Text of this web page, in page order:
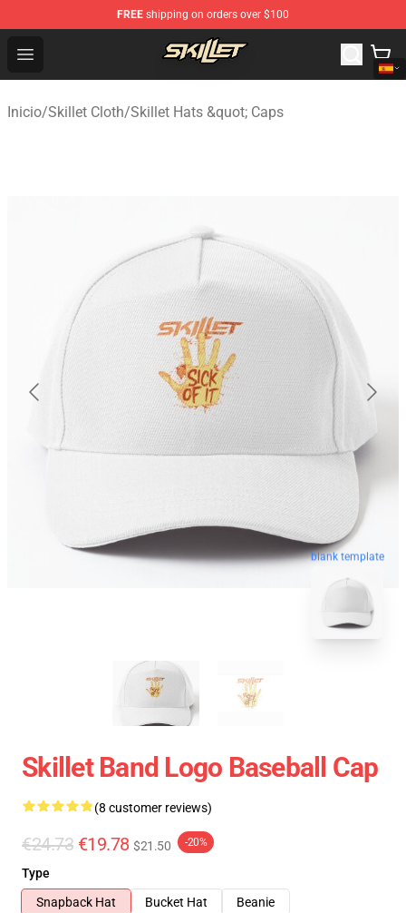
FREE shipping on orders over $100
Open menu
Skillet Shop - Official Skillet Merchandise Store
Inicio/Skillet Cloth/Skillet Hats &quot; Caps
blank template
Skillet Band Logo Baseball Cap
(8 customer reviews)
€24.73 €19.78 $21.50 -20%
Type
Snapback Hat
Bucket Hat
Beanie